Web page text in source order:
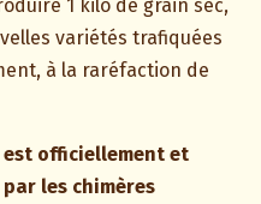
1 kilo de grain sec,
variétés trafiquées
à la raréfaction de
officiellement et
les chimères